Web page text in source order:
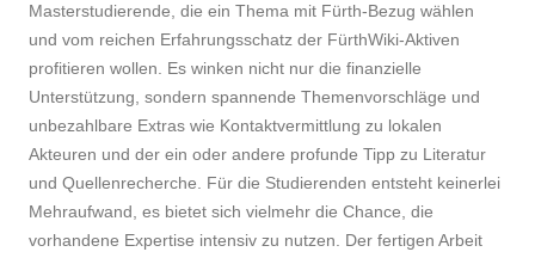
Masterstudierende, die ein Thema mit Fürth-Bezug wählen
und vom reichen Erfahrungsschatz der FürthWiki-Aktiven
profitieren wollen. Es winken nicht nur die finanzielle
Unterstützung, sondern spannende Themenvorschläge und
unbezahlbare Extras wie Kontaktvermittlung zu lokalen
Akteuren und der ein oder andere profunde Tipp zu Literatur
und Quellenrecherche. Für die Studierenden entsteht keinerlei
Mehraufwand, es bietet sich vielmehr die Chance, die
vorhandene Expertise intensiv zu nutzen. Der fertigen Arbeit